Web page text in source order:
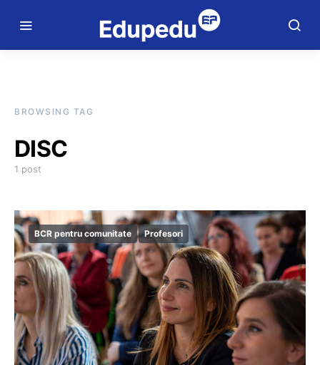
BROWSING TAG
DISC
1 post
BCR pentru comunitate Profesori